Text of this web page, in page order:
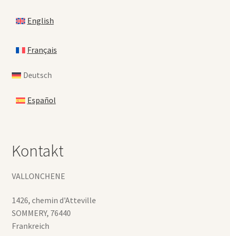
English
Français
Deutsch
Español
Kontakt
VALLONCHENE
1426, chemin d'Atteville
SOMMERY, 76440
Frankreich